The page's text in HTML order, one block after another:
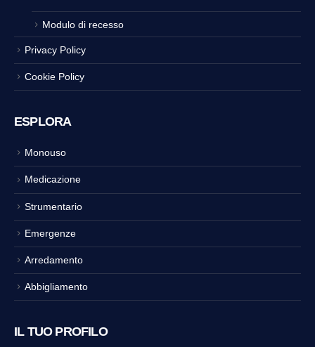
Modulo di recesso
Privacy Policy
Cookie Policy
ESPLORA
Monouso
Medicazione
Strumentario
Emergenze
Arredamento
Abbigliamento
IL TUO PROFILO